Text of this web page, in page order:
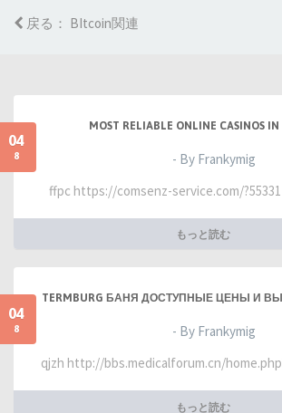
戻る： BItcoin関連
04
8
MOST RELIABLE ONLINE CASINOS
- By Frankymig
ffpc https://comsenz-service.com/
もっと読む
04
8
TERMBURG БАНЯ ДОСТУПНЫЕ ЦЕНЫ И
- By Frankymig
qjzh http://bbs.medicalforum.cn/
もっと読む